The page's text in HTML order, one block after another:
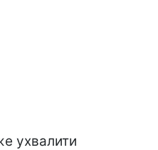
ухвалити